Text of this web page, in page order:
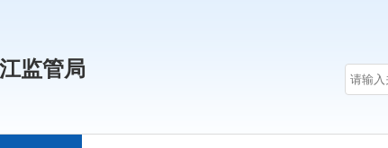
监管局